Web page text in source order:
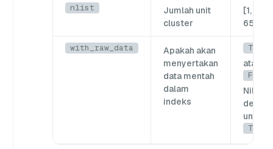
nlist
Jumlah unit
cluster
[1,
65536]
with_raw_data
Apakah akan
menyertakan
data mentah
dalam
indeks
True
atau
False
Nilai
default
untuk
True